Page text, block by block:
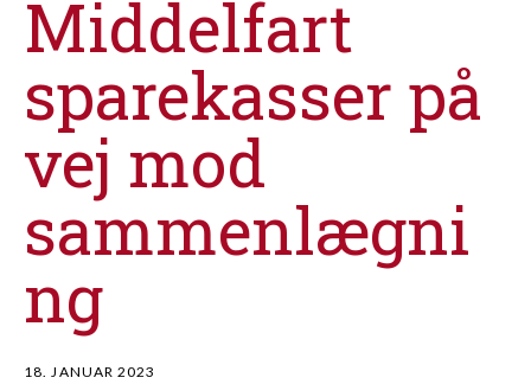
Middelfart
sparekasser på
vej mod
sammenlægni
ng
18. JANUAR 2023